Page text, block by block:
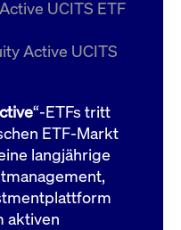
UCITS ETF
Active UCITS
“-ETFs tritt
ETF-Markt
langjährige
aktiven